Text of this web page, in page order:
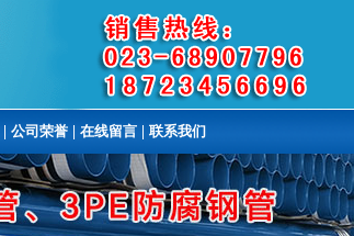
公司荣誉 在线留言 联系我们